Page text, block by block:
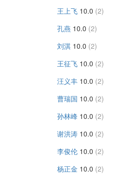
王上飞 10.0 (2)
孔燕 10.0 (2)
刘淇 10.0 (2)
王征飞 10.0 (2)
汪义丰 10.0 (2)
曹瑞国 10.0 (2)
孙林峰 10.0 (2)
谢洪涛 10.0 (2)
李俊伦 10.0 (2)
杨正金 10.0 (2)